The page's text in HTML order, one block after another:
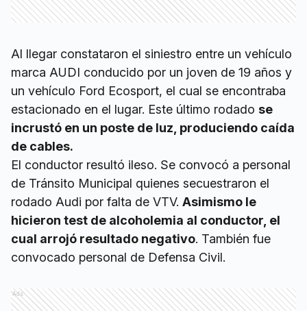
Al llegar constataron el siniestro entre un vehículo
marca AUDI conducido por un joven de 19 años y
un vehículo Ford Ecosport, el cual se encontraba
estacionado en el lugar. Este último rodado se
incrustó en un poste de luz, produciendo caída
de cables.
El conductor resultó ileso. Se convocó a personal
de Tránsito Municipal quienes secuestraron el
rodado Audi por falta de VTV. Asimismo le
hicieron test de alcoholemia al conductor, el
cual arrojó resultado negativo. También fue
convocado personal de Defensa Civil.
Ads